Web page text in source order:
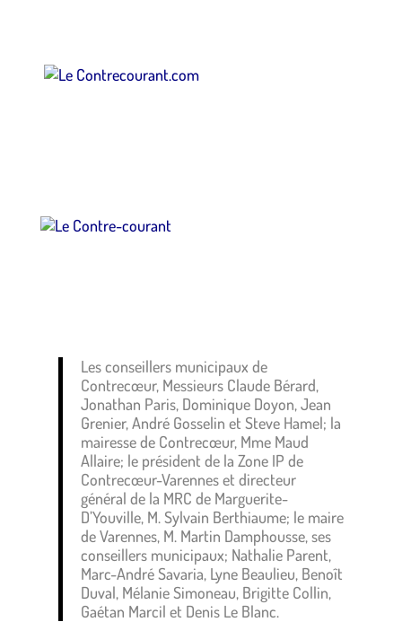
Les conseillers municipaux de
Contrecœur, Messieurs Claude Bérard,
Jonathan Paris, Dominique Doyon, Jean
Grenier, André Gosselin et Steve Hamel; la
mairesse de Contrecœur, Mme Maud
Allaire; le président de la Zone IP de
Contrecœur-Varennes et directeur
général de la MRC de Marguerite-
D’Youville, M. Sylvain Berthiaume; le maire
de Varennes, M. Martin Damphousse, ses
conseillers municipaux; Nathalie Parent,
Marc-André Savaria, Lyne Beaulieu, Benoît
Duval, Mélanie Simoneau, Brigitte Collin,
Gaétan Marcil et Denis Le Blanc.